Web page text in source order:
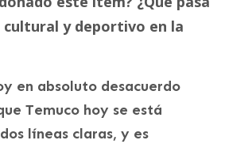
y deportivo en la
en absoluto desacuerdo
Temuco hoy se está
líneas claras, y es